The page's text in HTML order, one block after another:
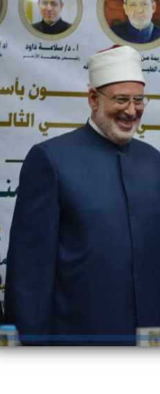
الدواء المصرية يشن حملة رقابية مكبرة
لضبط المنشآت الطبية المخالفة.....